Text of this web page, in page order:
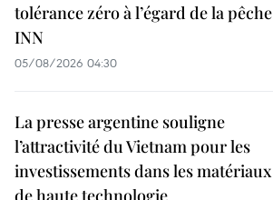
tolérance zéro à l’égard de la pêche
INN
05/08/2026 04:30
La presse argentine souligne
l’attractivité du Vietnam pour les
investissements dans les matériaux
de haute technologie